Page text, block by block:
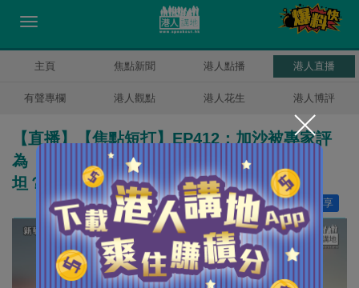
主頁 焦點新聞 港人點播 港人直播
有聲專欄 港人觀點 港人花生 港人博評
【直播】【焦點短打】EP412：加沙被專家評
為「露天監獄」 西方社會不准人同情巴勒斯
坦？
分享
讚好 25